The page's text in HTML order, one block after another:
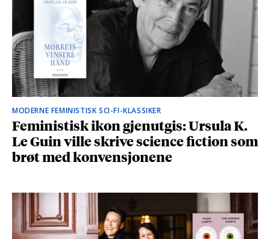
MODERNE FEMINISTISK SCI-FI-KLASSIKER
Feministisk ikon gjenutgis: Ursula K.
Le Guin ville skrive science fiction som
brøt med konvensjonene